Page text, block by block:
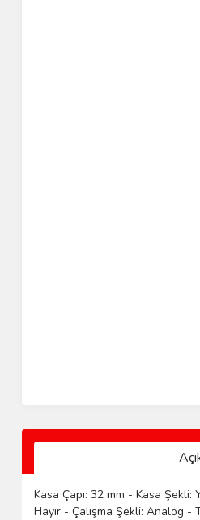
Kasa Çapı: 32 mm - Kasa
Hayır - Çalışma Şekli: Analog